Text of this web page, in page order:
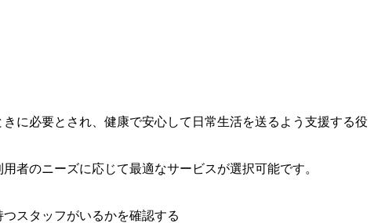
に必要とされ、健康で安心して日常生活を送るよう支援する役
者のニーズに応じて最適なサービスが選択可能です。
スタッフがいるかを確認する